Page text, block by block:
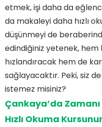
etmek, işi daha da
da makaleyi daha hızlı
düşünmeyi de
edindiğiniz yetenek, hem
hızlandıracak hem de
sağlayacaktır. Peki, siz
istemez misiniz?
Çankaya’da
Hızlı Okuma